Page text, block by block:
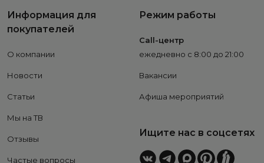
Информация для
покупателей
О компании
Новости
Статьи
Мы на ТВ
Отзывы
Частые вопросы
Режим работы
Call-центр
ежедневно с 8:00 до 21:00
Вакансии
Афиша мероприятий
Ищите нас в соцсетях